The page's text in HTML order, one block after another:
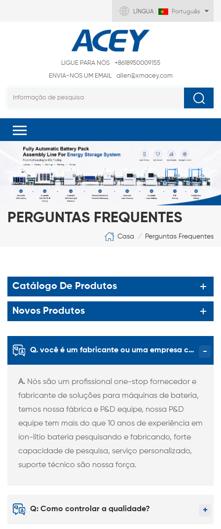
LÍNGUA : Português
LIGUE PARA NÓS
+8618950009155
ENVIA-NOS UM EMAIL
allen@xmacey.com
PERGUNTAS FREQUENTES
Casa / Perguntas Frequentes
Catálogo De Produtos
Novos Produtos
Q. você é um fabricante ou uma empresa comercial?
A. Nós são um profissional one-stop fornecedor e
fabricante de soluções para máquinas de bateria,
temos nossa fábrica e P&D equipe, nossa P&D
equipe tem mais do que 10 anos de experiência em
íon-lítio bateria pesquisando e fabricando, forte
capacidade de pesquisa, serviço personalizado,
suporte técnico são nossa força.
Q: Como controlar a qualidade?